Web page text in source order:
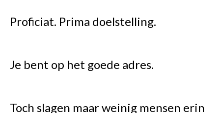
Proficiat. Prima doelstelling.
Je bent op het goede adres.
Toch slagen maar weinig mensen erin